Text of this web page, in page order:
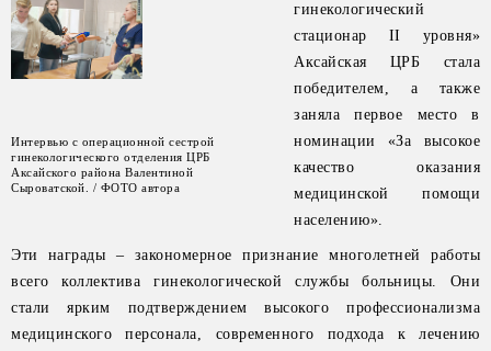
Интервью с операционной сестрой
гинекологического отделения ЦРБ
Аксайского района Валентиной
Сыроватской. / ФОТО автора
гинекологический
стационар II уровня»
Аксайская ЦРБ стала
победителем, а также
заняла первое место в
номинации «За высокое
качество оказания
медицинской помощи
населению».
Эти награды – закономерное признание многолетней работы
всего коллектива гинекологической службы больницы. Они
стали ярким подтверждением высокого профессионализма
медицинского персонала, современного подхода к лечению